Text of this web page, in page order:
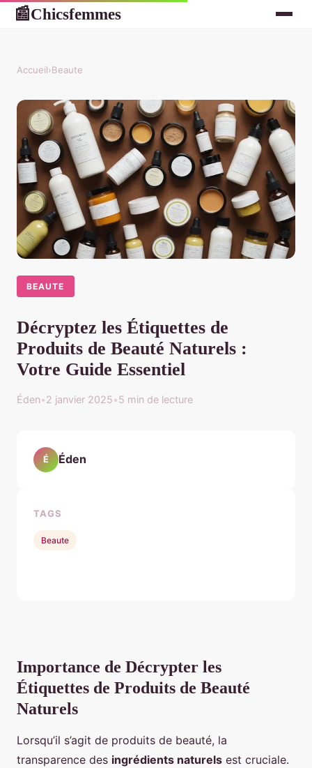
📰Chicsfemmes
Accueil›Beaute
BEAUTE
Décryptez les Étiquettes de
Produits de Beauté Naturels :
Votre Guide Essentiel
Éden•2 janvier 2025•5 min de lecture
Importance de Décrypter les
Étiquettes de Produits de Beauté
Naturels
Lorsqu’il s’agit de produits de beauté, la
transparence des ingrédients naturels est cruciale.
É Éden
TAGS
Beaute